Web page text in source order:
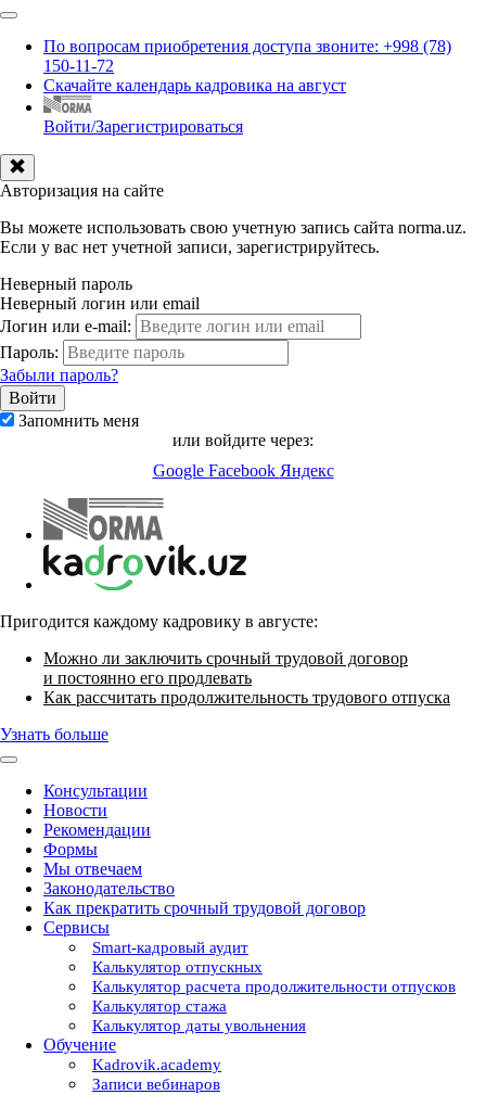
По вопросам приобретения доступа звоните: +998 (78)
150-11-72
Скачайте календарь кадровика на август
Войти/Зарегистрироваться
Авторизация на сайте
Вы можете использовать свою учетную запись сайта norma.uz.
Если у вас нет учетной записи, зарегистрируйтесь.
Неверный пароль
Неверный логин или email
Логин или e-mail:
Пароль:
Забыли пароль?
Запомнить меня
или войдите через:
Google Facebook Яндекс
Пригодится каждому кадровику в августе:
Можно ли заключить срочный трудовой договор
и постоянно его продлевать
Как рассчитать продолжительность трудового отпуска
Узнать больше
Консультации
Новости
Рекомендации
Формы
Мы отвечаем
Законодательство
Как прекратить срочный трудовой договор
Сервисы
Smart-кадровый аудит
Калькулятор отпускных
Калькулятор расчета продолжительности отпусков
Калькулятор стажа
Калькулятор даты увольнения
Обучение
Kadrovik.academy
Записи вебинаров